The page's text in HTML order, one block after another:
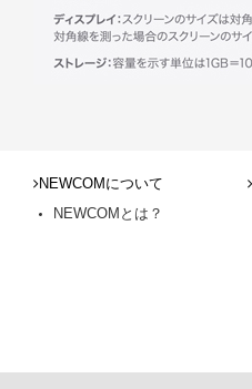
NEWCOMについて
NEWCOMとは？